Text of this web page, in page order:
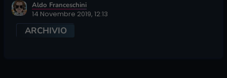
Aldo Franceschini
14 Novembre 2019, 12:13
ARCHIVIO